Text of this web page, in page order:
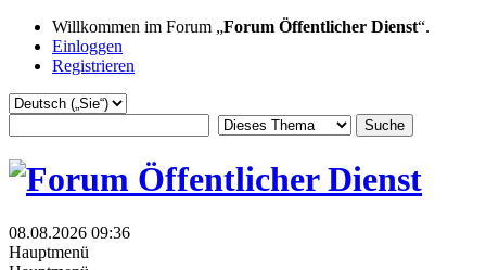
Willkommen im Forum „Forum Öffentlicher Dienst“.
Einloggen
Registrieren
08.08.2026 09:36
Hauptmenü